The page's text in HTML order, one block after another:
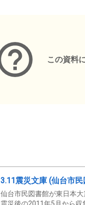
この資料
3.11震災文庫 (仙台市
仙台市民図書館が東日本大